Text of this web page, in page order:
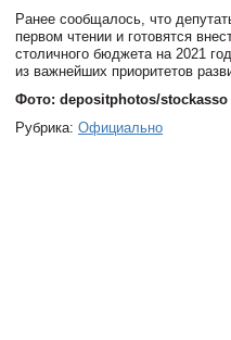
Ранее сообщалось, что
первом чтении и готовятся
столичного бюджета на 2021
из важнейших приоритетов
Фото: depositphotos/stockasso
Рубрика: Официально